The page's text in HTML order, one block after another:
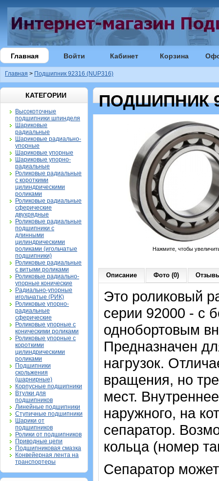
Главная Войти Кабинет Корзина
Главная > Подшипник 92316 (NUP316)
КАТЕГОРИИ
Высокоточные
подшипники шпинделя
Шариковые
радиальные
Шариковые радиально-
упорные
Шариковые упорные
Шариковые упорно-
радиальные
Роликовые радиальные
с короткими
цилиндрическими
роликами
Роликовые радиальные
сферические
двухрядные
Роликовые радиальные
подшипники с
длинными
цилиндрическими
роликами (игольчатые
подшипники)
Роликовые радиальные
с витыми роликами
Роликовые радиально-
упорные конические
Радиально-упорные
игольчатые (РИК)
Роликовые упорно-
радиальные
сферические
Роликовые упорные с
коническими роликами
Роликовые упорные с
короткими
цилиндрическими
роликами
Подшипники
скольжения
(шарнирные)
Корпусные подшипники
Втулки для
подшипников
Линейные подшипники
Ступичные подшипники
Шарики от
подшипников
Ролики от подшипников
Приводные цепи
Подшипниковая смазка
Конвейерная лента на
транспортеры
ПОДШИПНИК
Нажмите, чтобы
Описание Фото (0)
Это роликовый
серии 92000 - с
однобортовым
Предназначен
нагрузок.
вращения, но
мест.
наружного, на
сепаратор.
кольца (номер
Сепаратор